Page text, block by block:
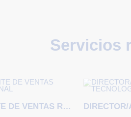
Servicios
GERENTE DE VENTAS REGIONAL